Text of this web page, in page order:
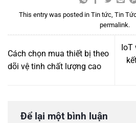
This entry was posted in Tin tức, Tin
permalink.
Cách chọn mua thiết bị theo
dõi vệ tinh chất lượng cao
IoT
Để lại một bình luận